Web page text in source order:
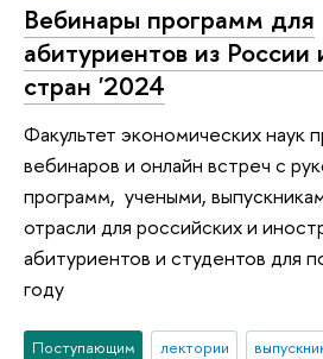
Вебинары программ для
абитуриентов из
стран '2024
Факультет экономических наук
вебинаров и онлайн встреч с
программ, учеными,
отрасли для российских и
абитуриентов и студентов для
году
Поступающим лектории